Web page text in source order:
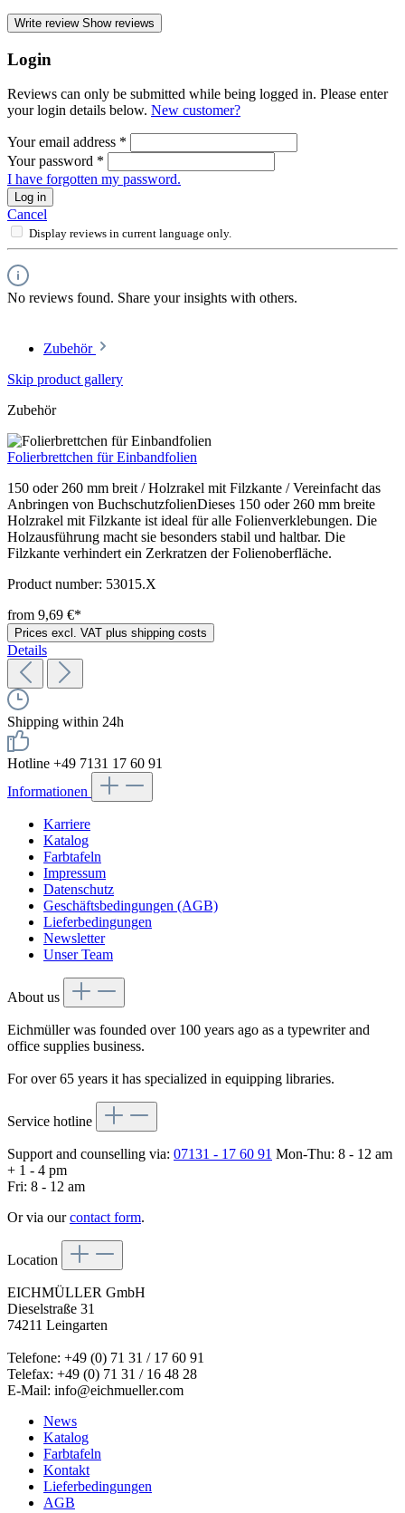
Write review Show reviews
Login
Reviews can only be submitted while being logged in. Please enter
your login details below. New customer?
Your email address *
Your password *
I have forgotten my password.
Log in
Cancel
Display reviews in current language only.
No reviews found. Share your insights with others.
Zubehör
Skip product gallery
Zubehör
Folierbrettchen für Einbandfolien
150 oder 260 mm breit / Holzrakel mit Filzkante / Vereinfacht das
Anbringen von BuchschutzfolienDieses 150 oder 260 mm breite
Holzrakel mit Filzkante ist ideal für alle Folienverklebungen. Die
Holzausführung macht sie besonders stabil und haltbar. Die
Filzkante verhindert ein Zerkratzen der Folienoberfläche.
Product number: 53015.X
from 9,69 €*
Prices excl. VAT plus shipping costs
Details
Shipping within 24h
Hotline +49 7131 17 60 91
Informationen
Karriere
Katalog
Farbtafeln
Impressum
Datenschutz
Geschäftsbedingungen (AGB)
Lieferbedingungen
Newsletter
Unser Team
About us
Eichmüller was founded over 100 years ago as a typewriter and
office supplies business.
For over 65 years it has specialized in equipping libraries.
Service hotline
Support and counselling via: 07131 - 17 60 91 Mon-Thu: 8 - 12 am
+ 1 - 4 pm
Fri: 8 - 12 am
Or via ourcontact form.
Location
EICHMÜLLER GmbH
Dieselstraße 31
74211 Leingarten
Telefone: +49 (0) 71 31 / 17 60 91
Telefax: +49 (0) 71 31 / 16 48 28
E-Mail: info@eichmueller.com
News
Katalog
Farbtafeln
Kontakt
Lieferbedingungen
AGB